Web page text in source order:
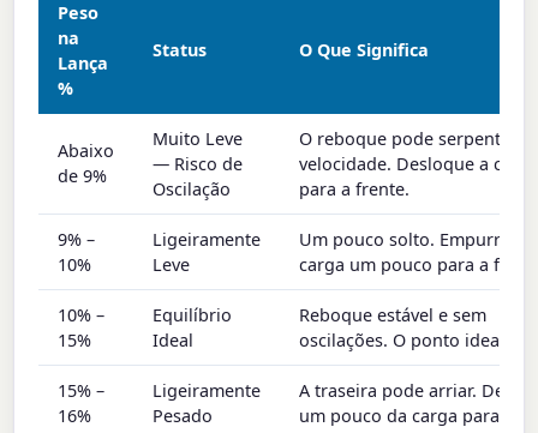
Peso
na
Lança
%
Status O Que Significa
Abaixo
de 9%
Muito Leve
— Risco de
Oscilação
O reboque pode serpentear
velocidade. Desloque a
para a frente.
9% –
10%
Ligeiramente
Leve
Um pouco solto. Empurre a
carga um pouco para a
10% –
15%
Equilíbrio
Ideal
Reboque estável e sem
oscilações. O ponto ideal.
15% –
16%
Ligeiramente
Pesado
A traseira pode arriar.
um pouco da carga para